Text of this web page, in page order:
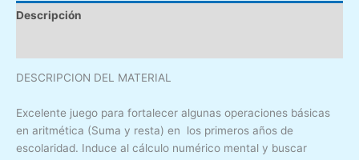
Descripción
DESCRIPCION DEL MATERIAL
Excelente juego para fortalecer algunas operaciones básicas
en aritmética (Suma y resta) en los primeros años de
escolaridad. Induce al cálculo numérico mental y buscar